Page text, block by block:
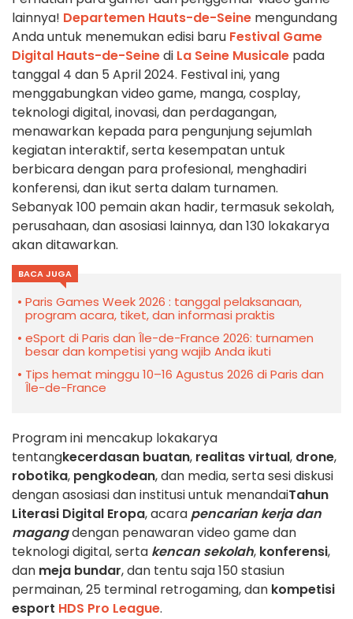
lainnya! Departemen Hauts-de-Seine mengundang
Anda untuk menemukan edisi baru Festival Game
Digital Hauts-de-Seinedi La Seine Musicale pada
tanggal 4 dan 5 April 2024. Festival ini, yang
menggabungkan video game, manga, cosplay,
teknologi digital, inovasi, dan perdagangan,
menawarkan kepada para pengunjung sejumlah
kegiatan interaktif, serta kesempatan untuk
berbicara dengan para profesional, menghadiri
konferensi, dan ikut serta dalam turnamen.
Sebanyak 100 pemain akan hadir, termasuk sekolah,
perusahaan, dan asosiasi lainnya, dan 130 lokakarya
akan ditawarkan.
BACA JUGA
Paris Games Week 2026 : tanggal pelaksanaan,
program acara, tiket, dan informasi praktis
eSport di Paris dan Île-de-France 2026: turnamen
besar dan kompetisi yang wajib Anda ikuti
Tips hemat minggu 10–16 Agustus 2026 di Paris dan
Île-de-France
Program ini mencakup lokakarya
tentangkecerdasan buatan, realitas virtual, drone,
robotika, pengkodean, dan media, serta sesi diskusi
dengan asosiasi dan institusi untuk menandaiTahun
Literasi Digital Eropa, acara pencarian kerja dan
magangdengan penawaran video game dan
teknologi digital, serta kencan sekolah, konferensi,
dan meja bundar, dan tentu saja 150 stasiun
permainan, 25 terminal retrogaming, dan kompetisi
esport HDS Pro League.